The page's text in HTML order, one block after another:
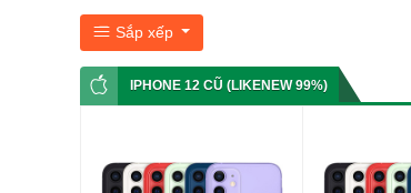
Sắp xếp
IPHONE 12 CŨ (LIKENEW 99%)